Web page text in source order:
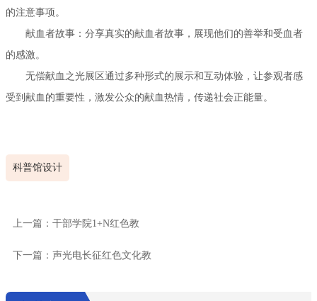
的注意事项。
献血者故事：分享真实的献血者故事，展现他们的善举和受血者
的感激。
无偿献血之光展区通过多种形式的展示和互动体验，让参观者感
受到献血的重要性，激发公众的献血热情，传递社会正能量。
科普馆设计
上一篇：干部学院1+N红色教
下一篇：声光电长征红色文化教